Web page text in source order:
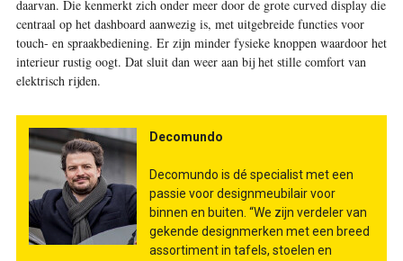
daarvan. Die kenmerkt zich onder meer door de grote curved display die
centraal op het dashboard aanwezig is, met uitgebreide functies voor
touch- en spraakbediening. Er zijn minder fysieke knoppen waardoor het
interieur rustig oogt. Dat sluit dan weer aan bij het stille comfort van
elektrisch rijden.
Decomundo
Decomundo is dé specialist met een
passie voor designmeubilair voor
binnen en buiten. “We zijn verdeler van
gekende designmerken met een breed
assortiment in tafels, stoelen en